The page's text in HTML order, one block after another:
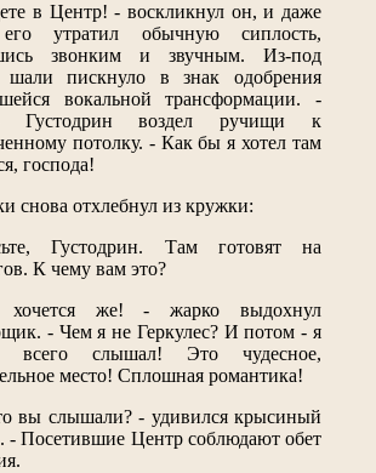
в Центр! - воскликнул он, и даже
утратил обычную сиплость,
звонким и звучным. Из-под
шали пискнуло в знак одобрения
вокальной трансформации. -
воздел ручищи к
потолку. - Как бы я хотел там
господа!
снова отхлебнул из кружки:
Густодрин. Там готовят на
К чему вам это?
же! - жарко выдохнул
- Чем я не Геркулес? И потом - я
всего слышал! Это чудесное,
место! Сплошная романтика!
вы слышали? - удивился крысиный
- Посетившие Центр соблюдают обет